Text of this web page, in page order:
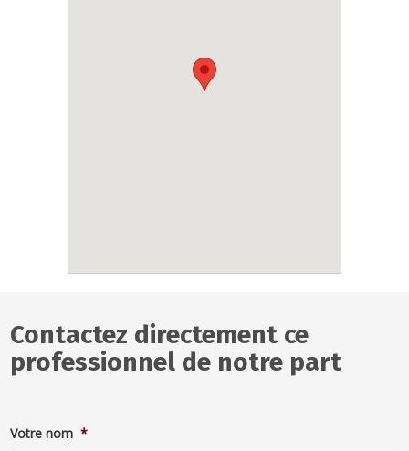
Contactez directement ce
professionnel de notre part
Votre nom *